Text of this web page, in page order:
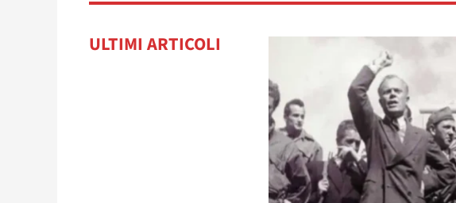
ULTIMI ARTICOLI